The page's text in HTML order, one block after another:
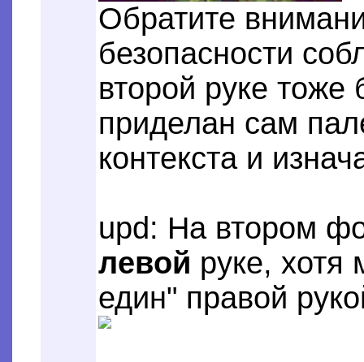
Обратите
безопасности
второй руке тоже
приделан сам
контекста и
upd: На втором
левой руке, хотя
един" правой